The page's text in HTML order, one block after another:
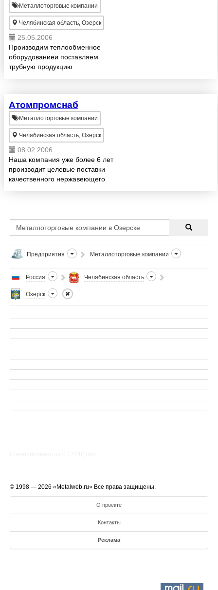
Металлоторговые компании
Челябинская область, Озерск
25.05.2006
Производим теплообменное
оборудованиеи поставляем
трубную продукцию
Атомпромснаб
Металлоторговые компании
Челябинская область, Озерск
08.02.2006
Наша компания уже более 6 лет
производит целевые поставки
качественного нержавеющего
оборонной, нефтехимической
пр...
Предприятия Металлоторговые компании
Россия Челябинская область
Озерск
© 1998 — 2026 «Metalweb.ru» Все права защищены.
О проекте
Контакты
Реклама